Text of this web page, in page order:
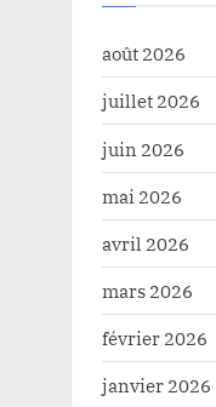
août 2026
juillet 2026
juin 2026
mai 2026
avril 2026
mars 2026
février 2026
janvier 2026